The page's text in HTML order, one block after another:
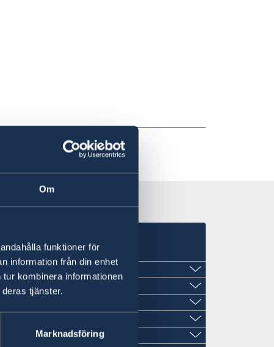
Om
funktioner för
information från din enhet
kombinera informationen
tjänster.
Marknadsföring